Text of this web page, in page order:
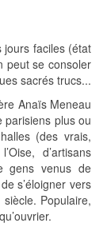
jours faciles (état
peut se consoler
sacrés trucs...
Anaïs Meneau
parisiens plus ou
(des vrais,
d’artisans
gens venus de
s’éloigner vers
Populaire,